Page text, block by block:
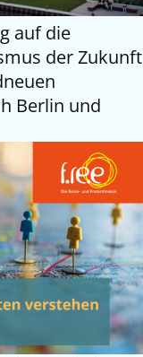
auf die
der Zukunft
Berlin und